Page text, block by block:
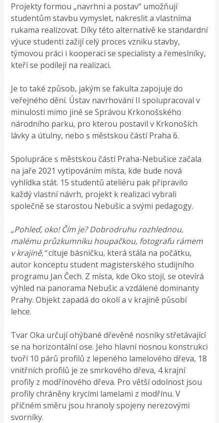
Projekty formou „navrhni a postav“ umožňují
studentům stavbu vymyslet, nakreslit a vlastníma
rukama realizovat. Díky této alternativě ke standardní
výuce studenti zažijí celý proces vzniku stavby,
týmovou práci i kooperaci se specialisty a řemeslníky,
kteří se podílejí na realizaci.
Je to také způsob, jakým se fakulta zapojuje do
veřejného dění. Ústav navrhování II spolupracoval v
minulosti mimo jiné se Správou Krkonošského
národního parku, pro kterou postavil v Krkonoších
lávky a útulny, nebo s městskou částí Praha 6.
Spolupráce s městskou částí Praha-Nebušice začala
na jaře 2021 vytipováním místa, kde bude nová
vyhlídka stát. 15 studentů ateliéru pak připravilo
každý vlastní návrh, projekt k realizaci vybrali
společně se starostou Nebušic a svými pedagogy.
„Pohleď, oko! Čím je? Dobrodruhu rozhlednou,
malému průzkumníku houpačkou, fotografu rámem
v krajině,“cituje básničku, která stála na počátku,
autor konceptu student magisterského studijního
programu Jan Čech. Z místa, kde Oko stojí, se otevírá
výhled na panorama Nebušic a vzdálené dominanty
Prahy. Objekt zapadá do okolí a v krajině působí
lehce.
Tvar Oka určují ohýbané dřevěné nosníky střetávající
se na horizontální ose. Jeho hlavní nosnou konstrukci
tvoří 10 párů profilů z lepeného lamelového dřeva, 18
vnitřních profilů je ze smrkového dřeva, 4 krajní
profily z modřínového dřeva. Pro větší odolnost jsou
profily chráněny krycími lamelami z modřínu. V
příčném směru jsou hranoly spojeny nerezovými
svorníky.